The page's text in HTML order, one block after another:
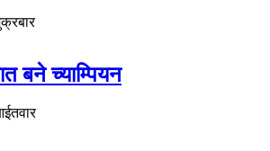
बने च्याम्पियन